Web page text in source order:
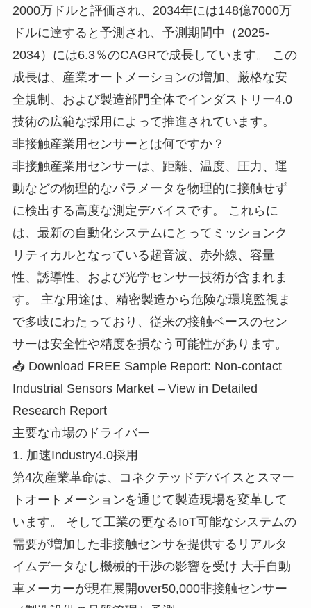
2000万ドルと評価され、2034年には148億7000万
ドルに達すると予測され、予測期間中（2025-
2034）には6.3％のCAGRで成長しています。 この
成長は、産業オートメーションの増加、厳格な安
全規制、および製造部門全体でインダストリー4.0
技術の広範な採用によって推進されています。
非接触産業用センサーとは何ですか？
非接触産業用センサーは、距離、温度、圧力、運
動などの物理的なパラメータを物理的に接触せず
に検出する高度な測定デバイスです。 これらに
は、最新の自動化システムにとってミッションク
リティカルとなっている超音波、赤外線、容量
性、誘導性、および光学センサー技術が含まれま
す。 主な用途は、精密製造から危険な環境監視ま
で多岐にわたっており、従来の接触ベースのセン
サーは安全性や精度を損なう可能性があります。
📥 Download FREE Sample Report: Non-contact
Industrial Sensors Market – View in Detailed
Research Report
主要な市場のドライバー
1. 加速Industry4.0採用
第4次産業革命は、コネクテッドデバイスとスマー
トオートメーションを通じて製造現場を変革して
います。 そして工業の更なるIoT可能なシステムの
需要が増加した非接触センサを提供するリアルタ
イムデータなし機械的干渉の影響を受け 大手自動
車メーカーが現在展開over50,000非接触センサー